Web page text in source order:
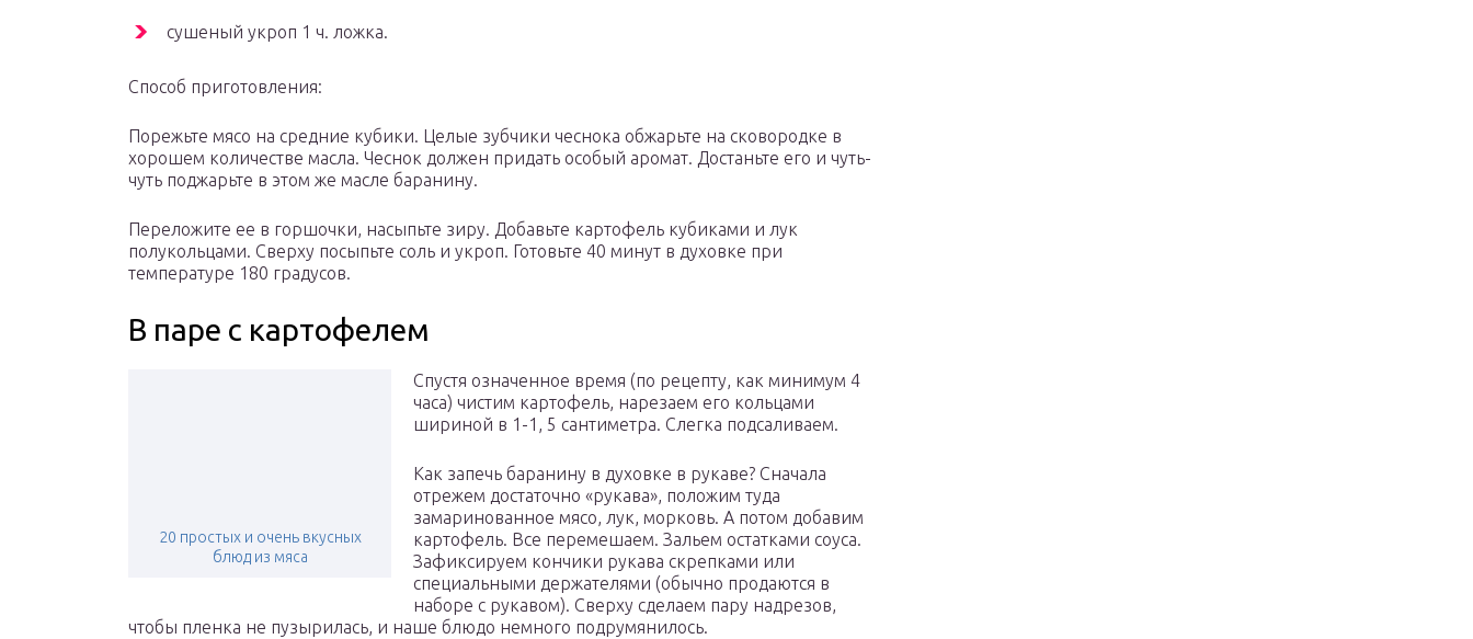
сушеный укроп 1 ч. ложка.
Способ приготовления:
Порежьте мясо на средние кубики. Целые зубчики чеснока обжарьте на сковородке в
хорошем количестве масла. Чеснок должен придать особый аромат. Достаньте его и чуть-
чуть поджарьте в этом же масле баранину.
Переложите ее в горшочки, насыпьте зиру. Добавьте картофель кубиками и лук
полукольцами. Сверху посыпьте соль и укроп. Готовьте 40 минут в духовке при
температуре 180 градусов.
В паре с картофелем
20 простых и очень вкусных
блюд из мяса
Спустя означенное время (по рецепту, как минимум 4
часа) чистим картофель, нарезаем его кольцами
шириной в 1-1, 5 сантиметра. Слегка подсаливаем.
Как запечь баранину в духовке в рукаве? Сначала
отрежем достаточно «рукава», положим туда
замаринованное мясо, лук, морковь. А потом добавим
картофель. Все перемешаем. Зальем остатками соуса.
Зафиксируем кончики рукава скрепками или
специальными держателями (обычно продаются в
наборе с рукавом). Сверху сделаем пару надрезов,
чтобы пленка не пузырилась, и наше блюдо немного подрумянилось.